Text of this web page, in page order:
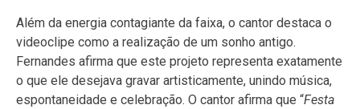
Além da energia contagiante da faixa, o cantor destaca o
videoclipe como a realização de um sonho antigo.
Fernandes afirma que este projeto representa exatamente
o que ele desejava gravar artisticamente, unindo música,
espontaneidade e celebração. O cantor afirma que “Festa